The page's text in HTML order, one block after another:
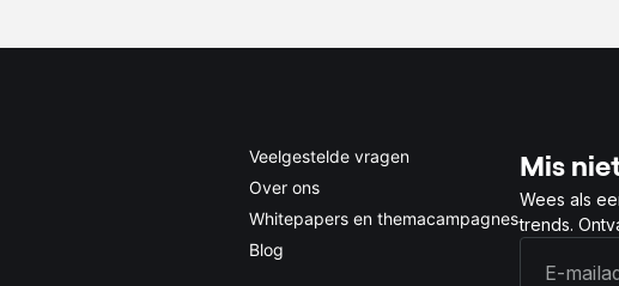
Veelgestelde vragen
Over ons
Whitepapers en themacampagnes
Blog
Mis
Wees als
trends.